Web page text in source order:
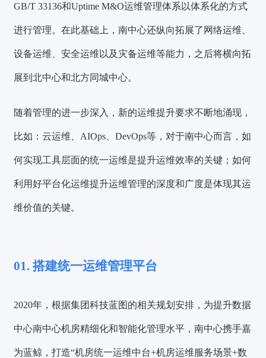
GB/T 33136和Uptime M&O运维管理体系以体系化的方式
进行管理。在此基础上，南中心还纵向拓展了网络运维、
设备运维、安全运维以及灾备运维等能力，之后将横向拓
展到北中心和北方同城中心。
随着管理的进一步深入，新的运维提升要求不断地涌现，
比如：云运维、AIOps、DevOps等，对于南中心而言，如
何实现工具层面的统一运维是提升运维效率的关键；如何
利用好平台化运维提升运维管理的深度和广度是体现其运
维价值的关键。
01. 搭建统一运维管理平台
2020年，根据集团科技蓝图的相关规划安排，为提升数据
中心南中心机房精细化和智能化管理水平，南中心携手嘉
为蓝鲸，打造“机房统一运维中台+机房运维服务场景+数